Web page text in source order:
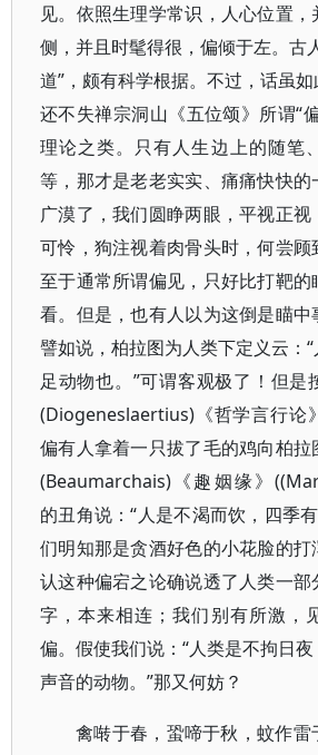
见。依照生理学常识，人心位置
侧，并且时髦得很，偏倾于左。古
道”，颇有科学根据。不过，话虽
还不失禅宗洞山《五位颂》所谓“
理论之类。只有人生边上的随笔
等，那才是老老实实、痛痛快快的
广漠了，我们圆睁两眼，平视正
可怜，狗注视着肉骨头时，何尝顾
至于通常所谓偏见，只好比打靶
看。但是，也有人以为这倒是瞄中
譬如说，柏拉图为人类下定义云：
足动物也。”可谓客观极了！但是
(Diogeneslaertius)《哲学言行论
偏有人拿着一只拔了毛的鸡向柏拉
(Beaumarchais)《趣姻缘》
的丑角说：“人是不渴而饮，四季
们明知那是贪酒好色的小花脸的
认这种偏宕之论确说透了人类一
字，本来相连；我们别有所激，
偏。假使我们说：“人类是不拘日
声音的动物。”那又何妨？
禽啭于春，蛩啼于秋，蚊作